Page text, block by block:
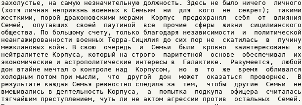
захолустье, на самую незначительную должность. Здесь не было ничего  личного
(хотя личная неприязнь военных к Семьям  ни  для  кого  не  секрет);  такими
жесткими, порой драконовскими мерами  Корпус  предохранял  себя  от  влияния
Семей,  опутавших  своей  паутиной  все  прочие  сферы  жизни  сицилианского
общества. По большому счету, только благодаря независимости  и  политической
неангажированности военных Терра-Сицилия до сих пор не  скатилась  в  пучину
межклановых войн. В свою  очередь  и  Семьи  были  кровно  заинтересованы  в
нейтралитете Корпуса, который на строго  паритетной  основе  обеспечивал  их
экономические и астрополитические интересы в  Галактике.  Разумеется,  любой
дон втайне мечтал о контроле над  Корпусом,  но  в  то  же  время  обливался
холодным потом при мысли,  что  другой  дон  может  оказаться  проворнее.  В
результате каждая Семья ревностно следила за  тем,  чтобы  другие  Семьи  не
вмешивались в деятельность Корпуса,  а  попытка  подкупа  офицера  считалась
тягчайшим преступлением, чуть ли не актом агрессии против  остальных  Семей.